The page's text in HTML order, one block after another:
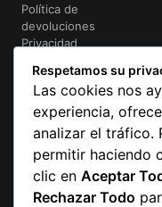
Política de
devoluciones
Privacidad
@2026 FactoriaMakina
Art&Codee-lectronica
Respetamos su
Las cookies nos
experiencia,
analizar el tráfico.
permitir haciendo
clic en Aceptar
Rechazar Todo